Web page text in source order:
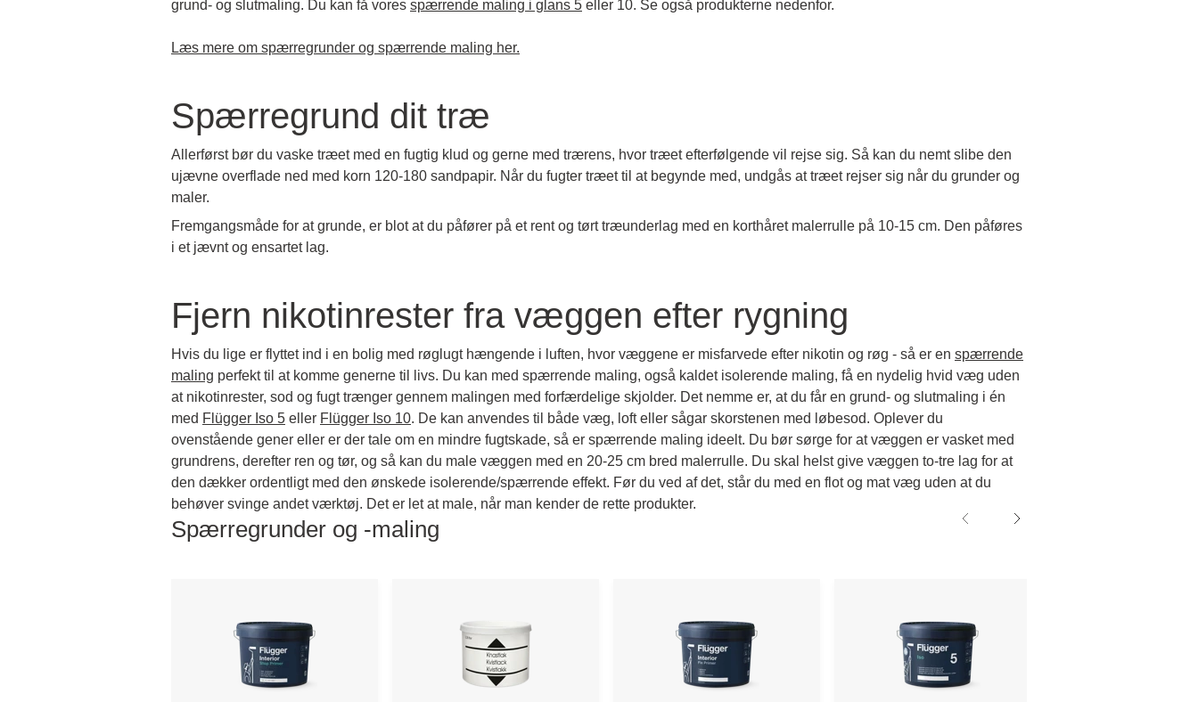
grund- og slutmaling. Du kan få vores spærrende maling i glans 5 eller 10. Se også produkterne nedenfor.
Læs mere om spærregrunder og spærrende maling her.
Spærregrund dit træ
Allerførst bør du vaske træet med en fugtig klud og gerne med trærens, hvor træet efterfølgende vil rejse sig. Så kan du nemt slibe den
ujævne overflade ned med korn 120-180 sandpapir. Når du fugter træet til at begynde med, undgås at træet rejser sig når du grunder og
maler.
Fremgangsmåde for at grunde, er blot at du påfører på et rent og tørt træunderlag med en korthåret malerrulle på 10-15 cm. Den påføres
i et jævnt og ensartet lag.
Fjern nikotinrester fra væggen efter rygning
Hvis du lige er flyttet ind i en bolig med røglugt hængende i luften, hvor væggene er misfarvede efter nikotin og røg - så er en spærrende
maling perfekt til at komme generne til livs. Du kan med spærrende maling, også kaldet isolerende maling, få en nydelig hvid væg uden
at nikotinrester, sod og fugt trænger gennem malingen med forfærdelige skjolder. Det nemme er, at du får en grund- og slutmaling i én
med Flügger Iso 5 eller Flügger Iso 10. De kan anvendes til både væg, loft eller sågar skorstenen med løbesod. Oplever du
ovenstående gener eller er der tale om en mindre fugtskade, så er spærrende maling ideelt. Du bør sørge for at væggen er vasket med
grundrens, derefter ren og tør, og så kan du male væggen med en 20-25 cm bred malerrulle. Du skal helst give væggen to-tre lag for at
den dækker ordentligt med den ønskede isolerende/spærrende effekt. Før du ved af det, står du med en flot og mat væg uden at du
behøver svinge andet værktøj. Det er let at male, når man kender de rette produkter.
Spærregrunder og -maling